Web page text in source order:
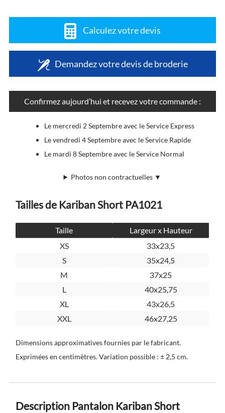
Calculez votre devis
Demandez votre devis de broderie
Confirmez aujourd’hui et recevez votre commande :
Le mercredi 2 Septembre avec le Service Express
Le vendredi 4 Septembre avec le Service Rapide
Le mardi 8 Septembre avec le Service Normal
Photos non contractuelles ▼
Tailles de Kariban Short PA1021
Taille
Largeur x Hauteur
XS
33x23,5
S
35x24,5
M
37x25
L
40x25,75
XL
43x26,5
XXL
46x27,25
Dimensions approximatives fournies par le fabricant.
Exprimées en centimètres. Variation possible : ± 2,5 cm.
Description Pantalon Kariban Short